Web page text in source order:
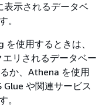
示されるデータベ
。
使用するときは、
リされるデータベー
か、Athena を使用
Glue や関連サービス
。